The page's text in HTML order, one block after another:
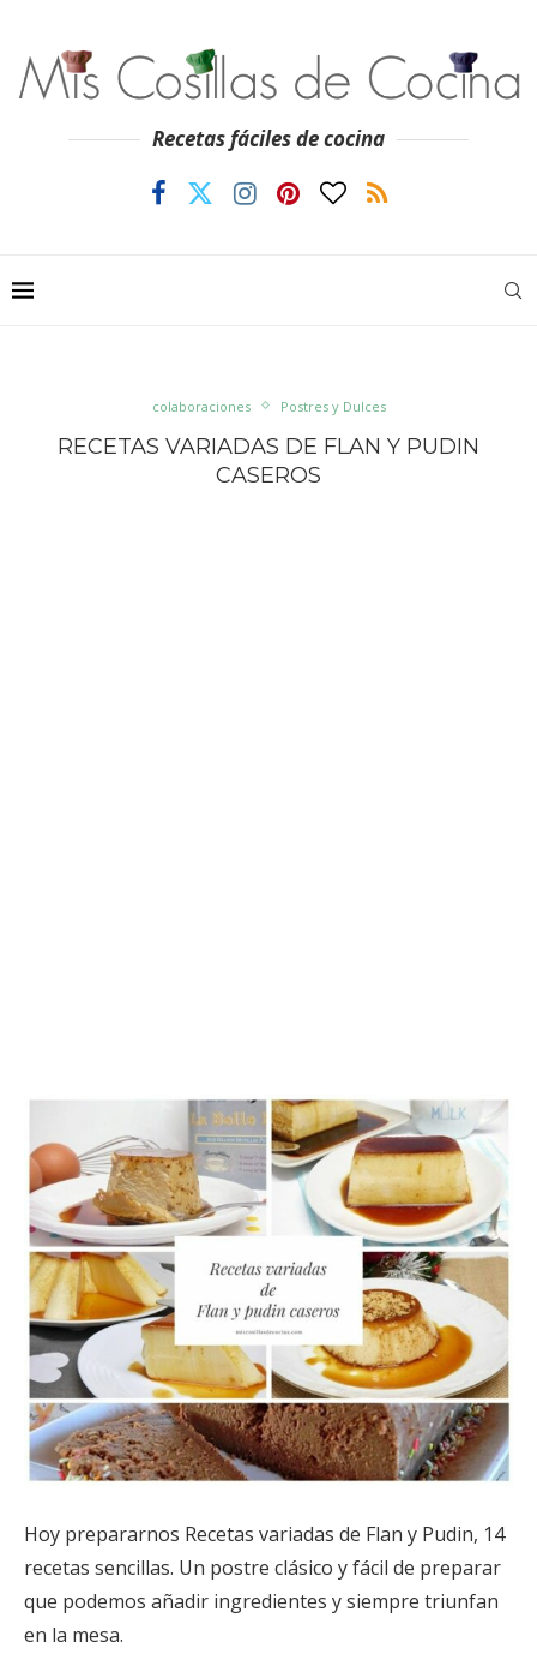
Recetas fáciles de cocina
colaboraciones Postres y Dulces
RECETAS VARIADAS DE FLAN Y PUDIN
CASEROS
Hoy prepararnos Recetas variadas de Flan y Pudin, 14
recetas sencillas. Un postre clásico y fácil de preparar
que podemos añadir ingredientes y siempre triunfan
en la mesa.